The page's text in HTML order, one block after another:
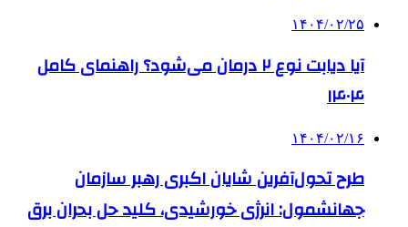
۱۴۰۴/۰۲/۲۵
آیا دیابت نوع ۲ درمان می‌شود؟ راهنمای کامل
۱۴۰۴
۱۴۰۴/۰۲/۱۶
طرح تحول‌آفرین شایان اکبری رهبر سازمان
جهانشمول: انرژی خورشیدی، کلید حل بحران برق